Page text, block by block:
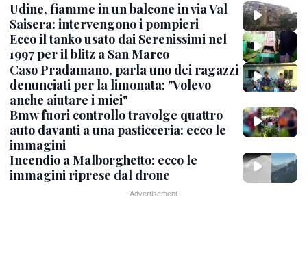
Udine, fiamme in un balcone in via Val
Saisera: intervengono i pompieri
Ecco il tanko usato dai Serenissimi nel
1997 per il blitz a San Marco
Caso Pradamano, parla uno dei ragazzi
denunciati per la limonata: "Volevo
anche aiutare i miei"
Bmw fuori controllo travolge quattro
auto davanti a una pasticceria: ecco le
immagini
Incendio a Malborghetto: ecco le
immagini riprese dal drone